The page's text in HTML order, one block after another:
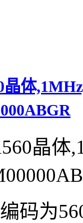
晶体
晶体
码为